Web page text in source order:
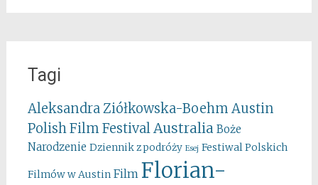
Tagi
Aleksandra Ziółkowska-Boehm Austin
Polish Film FestivalAustralia Boże
Narodzenie Dziennik z podróży Esej Festiwal Polskich
Filmów w Austin Film Florian-